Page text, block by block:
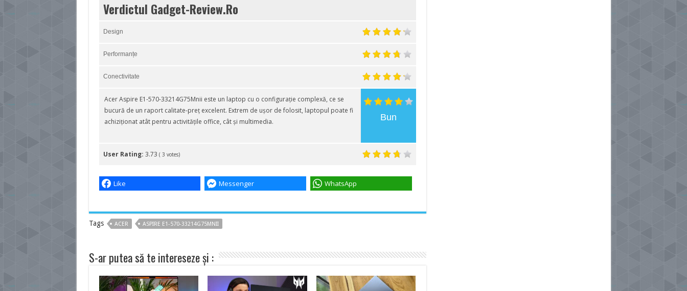
Verdictul Gadget-Review.Ro
Design
Performanțe
Conectivitate
Bun
Acer Aspire E1-570-33214G75Mnii este un laptop cu o configurație complexă, ce se
bucură de un raport calitate-preț excelent. Extrem de ușor de folosit, laptopul poate fi
achiziționat atât pentru activitățile office, cât și multimedia.
User Rating: 3.73 ( 3 votes)
Like Messenger WhatsApp
Tags ACER ASPIRE E1-570-33214G75MNII
S-ar putea să te intereseze și :